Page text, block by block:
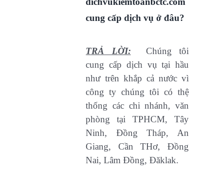
cung cấp dịch vụ ở đâu?
TRẢ LỜI: Chúng tôi
cung cấp dịch vụ tại hầu
như trên khắp cả nước vì
công ty chúng tôi có thệ
thống các chi nhánh, văn
phòng tại TPHCM, Tây
Ninh, Đồng Tháp, An
Giang, Cần THơ, Đồng
Nai, Lâm Đồng, Đăklak.